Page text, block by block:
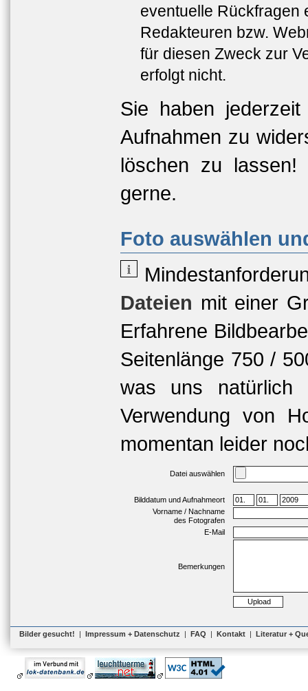
eventuelle Rückfragen
Redakteuren bzw.
für diesen Zweck zur
erfolgt nicht.
Sie haben
Aufnahmen zu
löschen zu lassen!
gerne.
Foto auswählen
Dateien mit einer
Erfahrene
Seitenlänge 750 /
was uns natürlich
Verwendung von
momentan leider
Datei auswählen
Bilddatum und Aufnahmeort
Vorname / Nachname
des Fotografen
E-Mail
Bemerkungen
Bilder gesucht! | Impressum + Datenschutz | FAQ | Kontakt | Literatur +